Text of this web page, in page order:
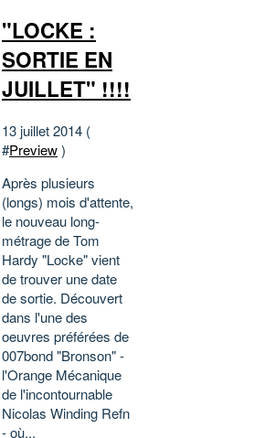
"LOCKE :
SORTIE EN
JUILLET" !!!!
13 juillet 2014 (
#Preview)
Après plusieurs
(longs) mois d'attente,
le nouveau long-
métrage de Tom
Hardy "Locke" vient
de trouver une date
de sortie. Découvert
dans l'une des
oeuvres préférées de
007bond "Bronson" -
l'Orange Mécanique
de l'incontournable
Nicolas Winding Refn
- où...